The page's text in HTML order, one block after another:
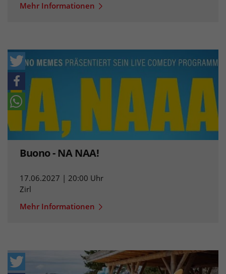
Mehr Informationen
Buono - NA NAA!
17.06.2027 | 20:00 Uhr
Zirl
Mehr Informationen